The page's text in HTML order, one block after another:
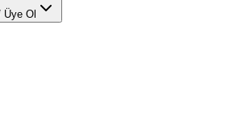
Üye Ol